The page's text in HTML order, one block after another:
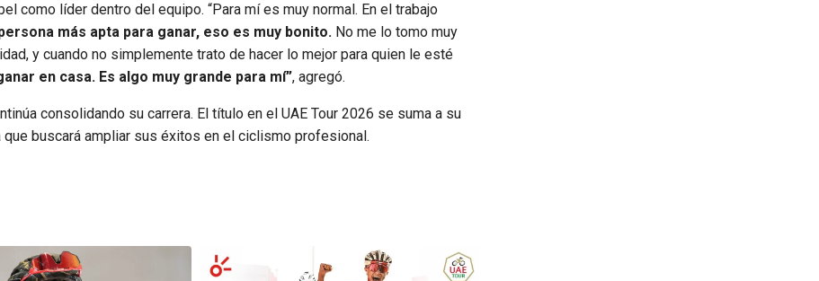
como líder dentro del equipo. “Para mí es muy normal. En el trabajo
más apta para ganar, eso es muy bonito. No me lo tomo muy
y cuando no simplemente trato de hacer lo mejor para quien le esté
en casa. Es algo muy grande para mí”, agregó.
consolidando su carrera. El título en el UAE Tour 2026 se suma a su
buscará ampliar sus éxitos en el ciclismo profesional.